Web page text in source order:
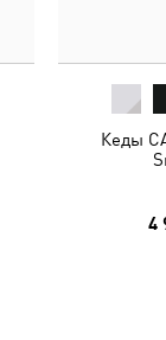
Кеды
4